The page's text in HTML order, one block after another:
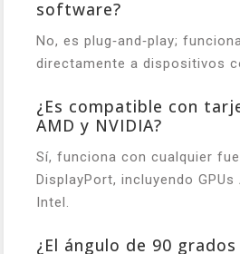
software?
No, es plug‑and‑play;
directamente a dispositivos
¿Es compatible con
AMD y NVIDIA?
Sí, funciona con cualquier
DisplayPort, incluyendo GPUs
Intel.
¿El ángulo de 90